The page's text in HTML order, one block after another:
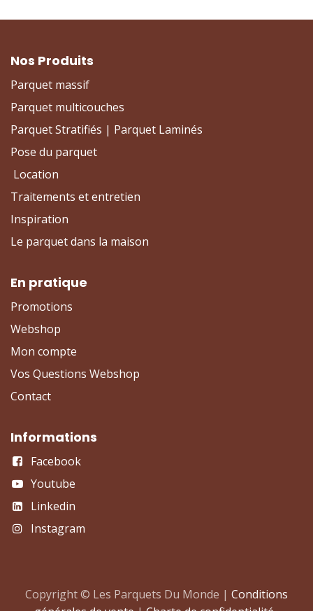
Nos Produits
Parquet massif
Parquet multicouches
Parquet Stratifiés | Parquet Laminés
Pose du parquet
Location
Traitements et entretien
Inspiration
Le parquet dans la maison
En pratique
Promotions
Webshop
Mon compte
Vos Questions Webshop
Contact
Informations
Facebook
Youtube
Linkedin
Instagram
Copyright © Les Parquets Du Monde | Conditions